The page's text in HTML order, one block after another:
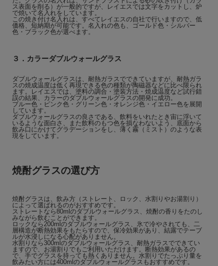
ス表面を削る）が一般的ですが、レイエスでは文字をカットし、炉
で焼いて名入れをしています。
この焼き付け名入れは、すべてレイエスの自社で行いますので、低
価格、短納期が可能です。名入れの色も、ゴールド色・シルバー
色・ブラック色が選べます。
３．カラーダブルウォールグラス
ダブルウォールグラスは、耐熱ガラスでできていますが、耐熱ガラ
スの焼成温度は低く再現できる色の種類が陶磁器などに比べ限られ
ます。レイエスでは、塗料の調合・塗装方法・焼成温度など試行錯
誤の結果、カラーのダブルウォールグラスの開発に成功。
ブルー色・ピンク色・グリーン色・オレンジ色・イエロー色を展開
しています。
ダブルウォールグラスの良さである、飲料をいれたとき宙に浮いて
いるような面白さ、また飲料のもつ色を損なわないよう、底面から
飲み口にかけてグラデーションをし、薄く霧（ミスト）のような表
現をしています。
焼酎グラスの選び方
焼酎グラスは、飲み方（ストレート、ロック、水割りやお湯割り）
によって選ばれるのがおすすめです。
ストレートなら80mlのダブルウォールグラス、焼酎の香りをたのし
みながら飲むことができます。
ロックなら200mlのダブルウォールグラス、氷で冷やされても、二
層構造が断熱効果をもたらすので、保冷効果があり、結露でテーブ
ルが水浸しになる心配がありません。
水割りなら300mlのダブルウォールグラス、耐熱ガラスでできてい
ますので、お湯割りでもご利用いただけます。断熱効果があるの
で、手でグラスを持っても熱くありません。水割りでたっぷり量を
飲みたい方には400mlのダブルウォールグラスもおすすめです。